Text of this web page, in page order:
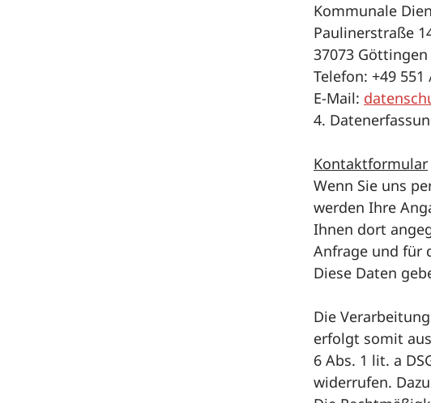
Kommunale
Paulinerstraße
37073 Göttingen
Telefon: +49 551
E-Mail:
4.
Kontaktformular
Wenn Sie uns
werden Ihre
Ihnen dort
Anfrage und für
Diese Daten
Die
erfolgt somit
6 Abs. 1 lit. a
widerrufen.